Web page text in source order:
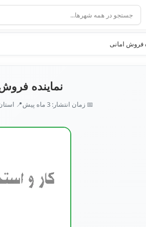
فروش امانی
نماینده
📅 زمان انتشار: 3 ماه پیش 📍